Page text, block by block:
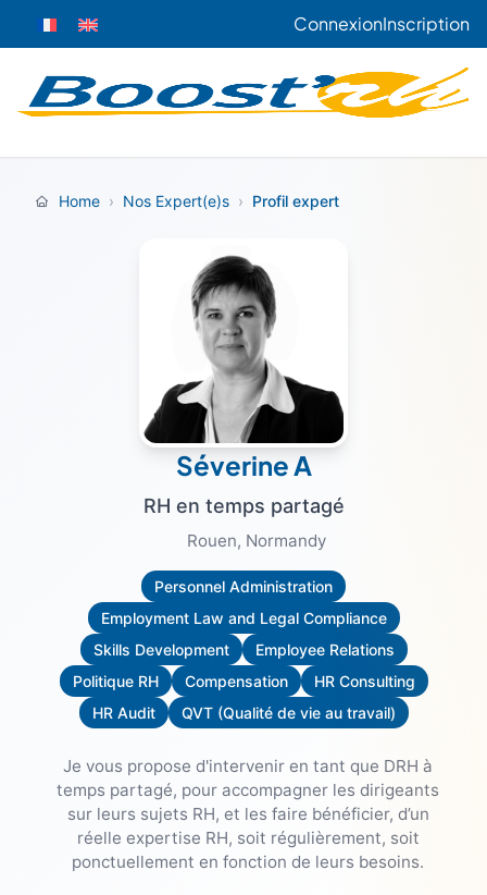
ConnexionInscription
Home › Nos Expert(e)s › Profil expert
Séverine A
RH en temps partagé
Rouen, Normandy
Personnel Administration
Employment Law and Legal Compliance
Skills Development
Employee Relations
Politique RH
Compensation
HR Consulting
HR Audit
QVT (Qualité de vie au travail)
Je vous propose d'intervenir en tant que DRH à
temps partagé, pour accompagner les dirigeants
sur leurs sujets RH, et les faire bénéficier, d’un
réelle expertise RH, soit régulièrement, soit
ponctuellement en fonction de leurs besoins.